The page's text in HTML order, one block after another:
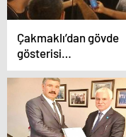
Çakmaklı’dan gövde
gösterisi…